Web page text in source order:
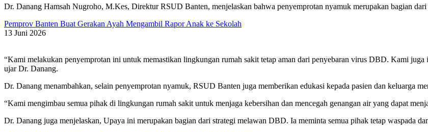
Dr. Danang Hamsah Nugroho, M.Kes, Direktur RSUD Banten, menjelaskan bahwa penyemprotan nyamuk merupakan bagian
Pemprov Banten Buat Gerakan Ayah Mengambil Rapor Anak ke Sekolah
13 Juni 2026
“Kami melakukan penyemprotan ini untuk memastikan lingkungan rumah sakit tetap aman dari penyebaran virus DBD. Kami
ujar Dr. Danang.
Dr. Danang menambahkan, selain penyemprotan nyamuk, RSUD Banten juga memberikan edukasi kepada pasien dan keluarga
“Kami mengimbau semua pihak di lingkungan rumah sakit untuk menjaga kebersihan dan mencegah genangan air yang dapat
Dr. Danang juga menjelaskan, Upaya ini merupakan bagian dari strategi melawan DBD. Ia meminta semua pihak tetap waspada